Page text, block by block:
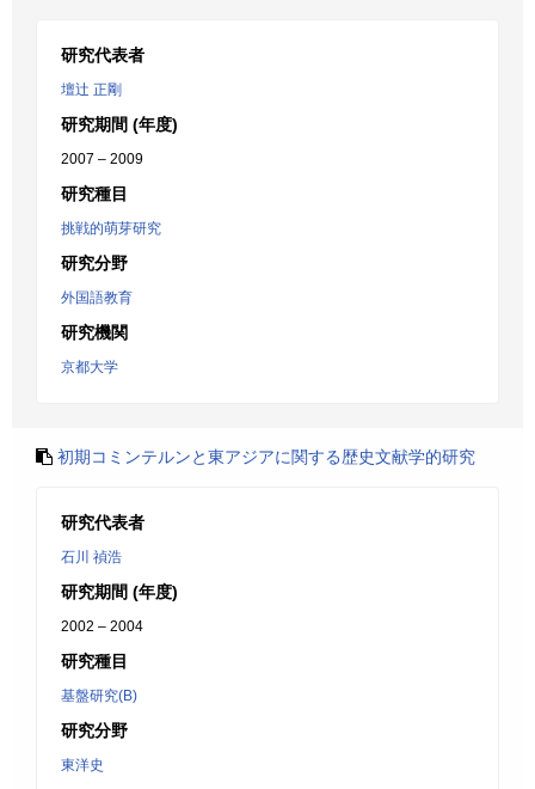
研究代表者
壇辻 正剛
研究期間 (年度)
2007 – 2009
研究種目
挑戦的萌芽研究
研究分野
外国語教育
研究機関
京都大学
初期コミンテルンと東アジアに関する歴史文献学的研究
研究代表者
石川 禎浩
研究期間 (年度)
2002 – 2004
研究種目
基盤研究(B)
研究分野
東洋史